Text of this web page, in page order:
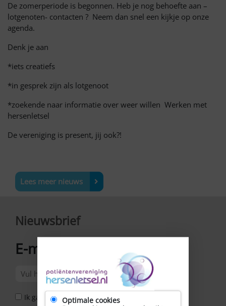
De zomerperiode is begonnen. Heb je nog behoefte aan –
lotgenoten- contacten ? Neem dan snel een kijkje op onze
agenda.
Denk je aan
*iets creatiefs
*in gesprek zijn als lotgenoot
*zoekende naar informatie over weer willen Werken met
hersenletsel
De vereniging is present, jij ook?!
Lees meer nieuws
Nieuwsbrief
E-mailadres
Ik ga akkoord met het Privacy Statement *
Optimale cookies